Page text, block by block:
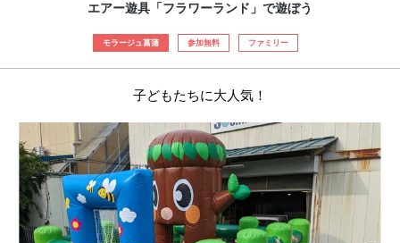
エアー遊具「フラワーランド」で遊ぼう
モラージュ菖蒲 参加無料 ファミリー
子どもたちに大人気！